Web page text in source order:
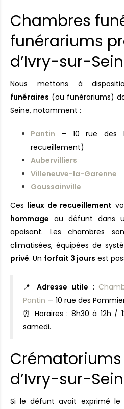
Chambres
funérariums
d’Ivry-sur-
Nous mettons à
funéraires (ou funérariums)
Seine, notamment :
Pantin
– 10 rue des
recueillement)
Aubervilliers
Villeneuve-la-Garenne
Goussainville
Ces lieux de recueillement
hommage au défunt dans
apaisant. Les chambres
climatisées, équipées de
privé. Un forfait 3 jours est
📍Adresse utile :
Pantin — 10 rue des
⏰ Horaires : 8h30 à 12h /
samedi.
d’Ivry-sur-
Si le défunt avait exprimé le